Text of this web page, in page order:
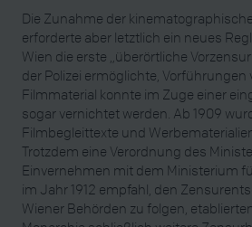
Die Zunahme der
erforderte aber letztlich ein neues
Wien die erste „überörtliche
der Polizei ermöglichte,
Filmmaterial konnte im Zuge einer
sogar vernichtet werden. Ab 1909
Filmbegleittexte und
Trotzdem eine Verordnung des
Einvernehmen mit dem Ministerium
im Jahr 1912 empfahl, den
Wiener Behörden zu folgen,